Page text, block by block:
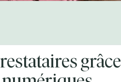
grâce